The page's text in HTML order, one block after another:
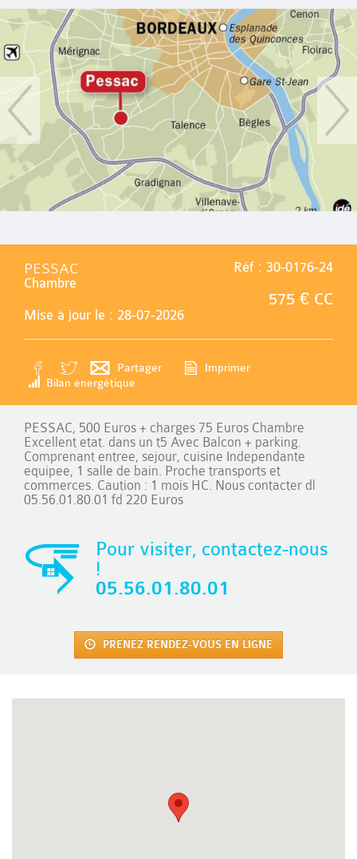
Réf : 30-0176-24
575 € CC
PESSAC
Chambre
Mise à jour le : 28-07-2026
Partager
Imprimer
Bilan énergétique
PESSAC, 500 Euros + charges 75 Euros Chambre
Excellent etat. dans un t5 Avec Balcon + parking.
Comprenant entree, sejour, cuisine Independante
equipee, 1 salle de bain. Proche transports et
commerces. Caution : 1 mois HC. Nous contacter dl
05.56.01.80.01 fd 220 Euros
Pour visiter, contactez-nous
!
05.56.01.80.01
PRENEZ RENDEZ-VOUS EN LIGNE